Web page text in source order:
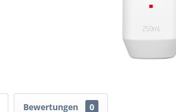
Bewertungen 0